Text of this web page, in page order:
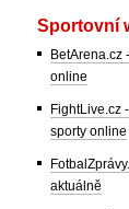
Sportovní
BetArena.cz
online
FightLive.cz
sporty online
aktuálně